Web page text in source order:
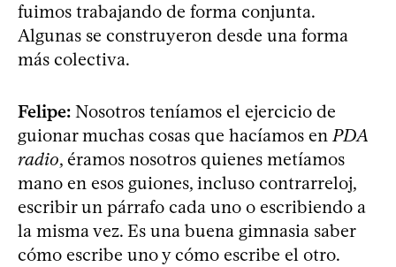
fuimos trabajando de forma conjunta.
Algunas se construyeron desde una forma
más colectiva.
Felipe: Nosotros teníamos el ejercicio de
guionar muchas cosas que hacíamos enPDA
radio, éramos nosotros quienes metíamos
mano en esos guiones, incluso contrarreloj,
escribir un párrafo cada uno o escribiendo a
la misma vez. Es una buena gimnasia saber
cómo escribe uno y cómo escribe el otro.